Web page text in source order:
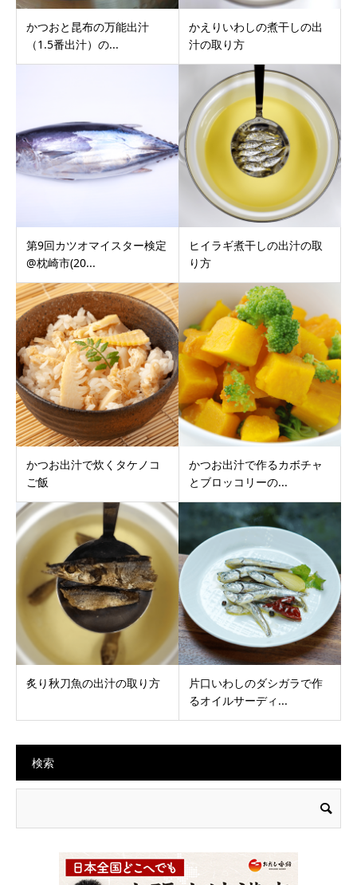
かつおと昆布の万能出汁
（1.5番出汁）の...
かえりいわしの煮干しの出
汁の取り方
第9回カツオマイスター検定
@枕崎市(20...
ヒイラギ煮干しの出汁の取
り方
かつお出汁で炊くタケノコ
ご飯
かつお出汁で作るカボチャ
とブロッコリーの...
炙り秋刀魚の出汁の取り方
片口いわしのダシガラで作
るオイルサーディ...
検索